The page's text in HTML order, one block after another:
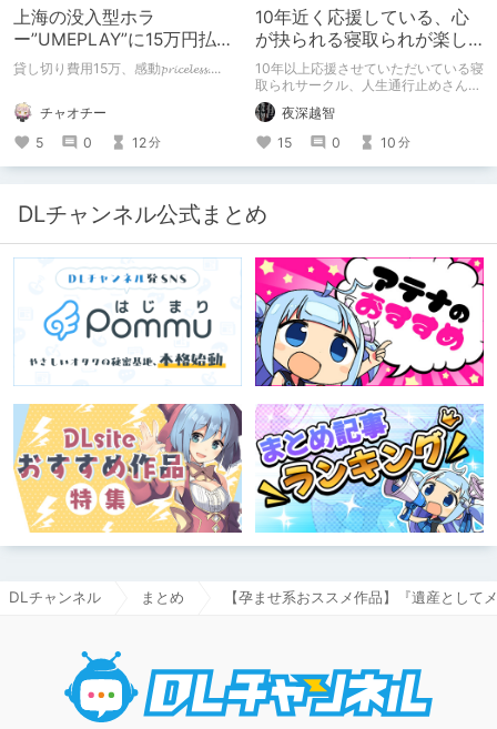
上海の没入型ホラ
ー”UMEPLAY”に15万円払っ
たら、2作品とも号泣した※
貸し切り費用15万、感動𝓹𝓻𝓲𝓬𝓮𝓵𝓮𝓼𝓼....
チャオチー
5
0 12分
10年近く応援している、心
が抉られる寝取られが楽し
めるサークル
10年以上応援させていただいている寝
取られサークル、人生通行止めさんの
新作がとても良かったので、新作を中
心に、このサークルのゲームを紹介し
たくて、記事を書かせていただく。
キミノオモイからずっと好きな熱心な
ファンとしての記事にどうか、お付き
微修正）
夜深越智
15
0 10 分
DLチャンネル公式まとめ
DLチャンネル まとめ 【孕ませ系おススメ作品】『遺産として